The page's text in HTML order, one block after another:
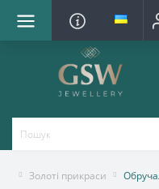
Золоті прикраси